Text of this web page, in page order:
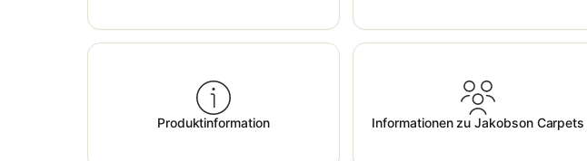
Produktinformation Informationen zu Jakobson Carpets